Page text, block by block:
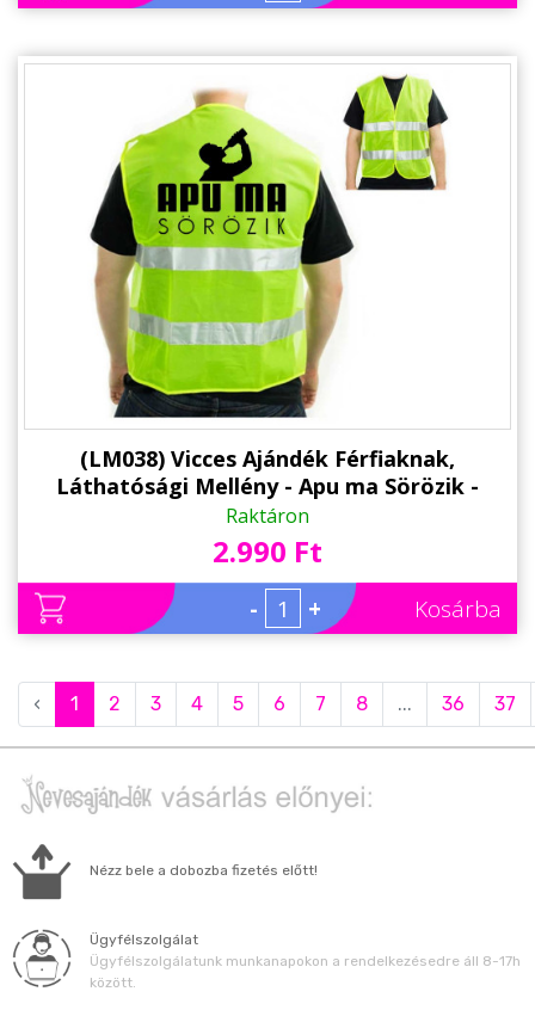
(LM038) Vicces Ajándék Férfiaknak,
Láthatósági Mellény - Apu ma Sörözik -
Vicces Ajándék Apának - Apák Napi Ajándék
Raktáron
2.990 Ft
- + Kosárba
‹ 1 2 3 4 5 6 7 8 ... 36 37
Nézz bele a dobozba fizetés előtt!
Ügyfélszolgálat
Ügyfélszolgálatunk munkanapokon a rendelkezésedre áll 8-17h
között.